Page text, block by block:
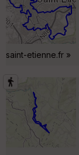
saint-etienne.fr »